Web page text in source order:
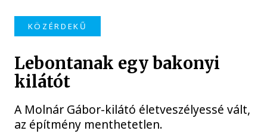
KÖZÉRDEKŰ
Lebontanak egy bakonyi
kilátót
A Molnár Gábor-kilátó életveszélyessé vált,
az építmény menthetetlen.